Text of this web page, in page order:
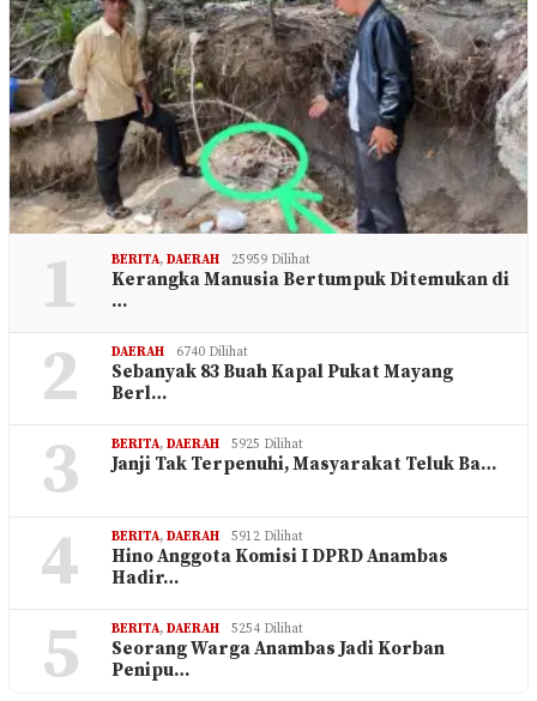
1 BERITA, DAERAH 25959 Dilihat
Kerangka Manusia Bertumpuk Ditemukan di
…
2 DAERAH 6740 Dilihat
Sebanyak 83 Buah Kapal Pukat Mayang
Berl…
3 BERITA, DAERAH 5925 Dilihat
Janji Tak Terpenuhi, Masyarakat Teluk Ba…
4 BERITA, DAERAH 5912 Dilihat
Hino Anggota Komisi I DPRD Anambas
Hadir…
5 BERITA, DAERAH 5254 Dilihat
Seorang Warga Anambas Jadi Korban
Penipu…